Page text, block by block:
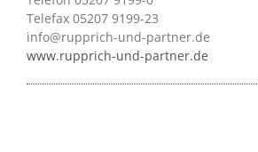
Telefax 05207 9199-23
info@rupprich-und-partner.de
www.rupprich-und-partner.de